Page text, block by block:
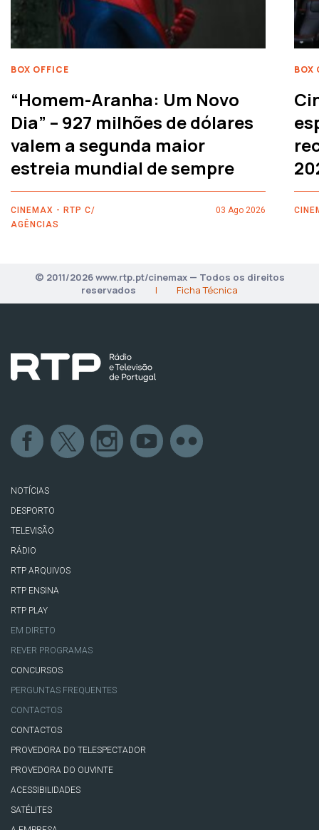
BOX OFFICE
“Homem-Aranha: Um Novo
Dia” – 927 milhões de dólares
valem a segunda maior
estreia mundial de sempre
CINEMAX - RTP C/
AGÊNCIAS
03 Ago 2026
BOX
© 2011/2026 www.rtp.pt/cinemax — Todos os direitos
reservados
| Ficha Técnica
NOTÍCIAS
DESPORTO
TELEVISÃO
RÁDIO
RTP ARQUIVOS
RTP ENSINA
RTP PLAY
EM DIRETO
REVER PROGRAMAS
CONCURSOS
PERGUNTAS FREQUENTES
CONTACTOS
CONTACTOS
PROVEDORA DO TELESPECTADOR
PROVEDORA DO OUVINTE
ACESSIBILIDADES
SATÉLITES